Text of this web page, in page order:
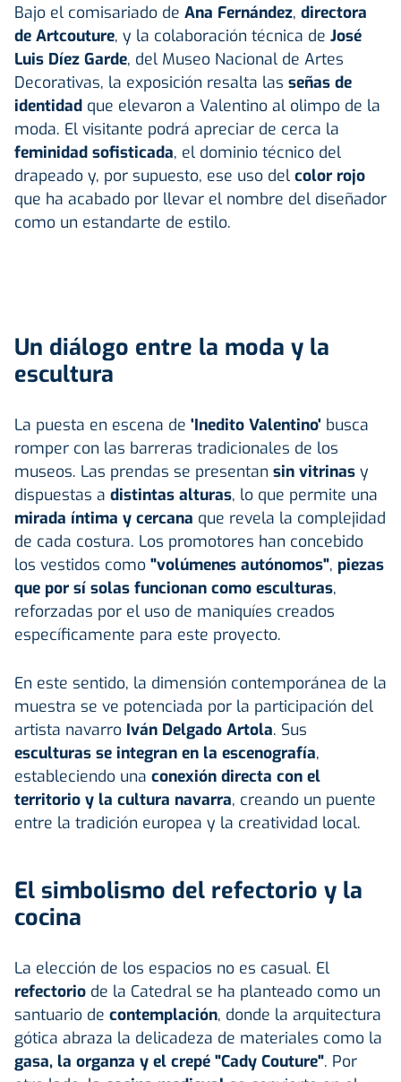
Bajo el comisariado de Ana Fernández, directora
de Artcouture, y la colaboración técnica de José
Luis Díez Garde, del Museo Nacional de Artes
Decorativas, la exposición resalta las señas de
identidad que elevaron a Valentino al olimpo de la
moda. El visitante podrá apreciar de cerca la
feminidad sofisticada, el dominio técnico del
drapeado y, por supuesto, ese uso del color rojo
que ha acabado por llevar el nombre del diseñador
como un estandarte de estilo.
Un diálogo entre la moda y la
escultura
La puesta en escena de 'Inedito Valentino' busca
romper con las barreras tradicionales de los
museos. Las prendas se presentan sin vitrinas y
dispuestas a distintas alturas, lo que permite una
mirada íntima y cercana que revela la complejidad
de cada costura. Los promotores han concebido
los vestidos como "volúmenes autónomos", piezas
que por sí solas funcionan como esculturas,
reforzadas por el uso de maniquíes creados
específicamente para este proyecto.
En este sentido, la dimensión contemporánea de la
muestra se ve potenciada por la participación del
artista navarro Iván Delgado Artola. Sus
esculturas se integran en la escenografía,
estableciendo una conexión directa con el
territorio y la cultura navarra, creando un puente
entre la tradición europea y la creatividad local.
El simbolismo del refectorio y la
cocina
La elección de los espacios no es casual. El
refectorio de la Catedral se ha planteado como un
santuario de contemplación, donde la arquitectura
gótica abraza la delicadeza de materiales como la
gasa, la organza y el crepé "Cady Couture". Por